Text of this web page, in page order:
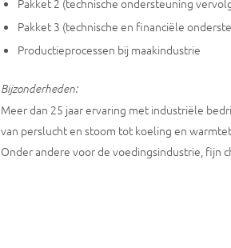
Pakket 2 (technische ondersteuning
Pakket 3 (technische en financiële
Productieprocessen bij maakindustrie
Bijzonderheden:
Meer dan 25 jaar ervaring met industriële
van perslucht en stoom tot koeling en
Onder andere voor de voedingsindustrie,